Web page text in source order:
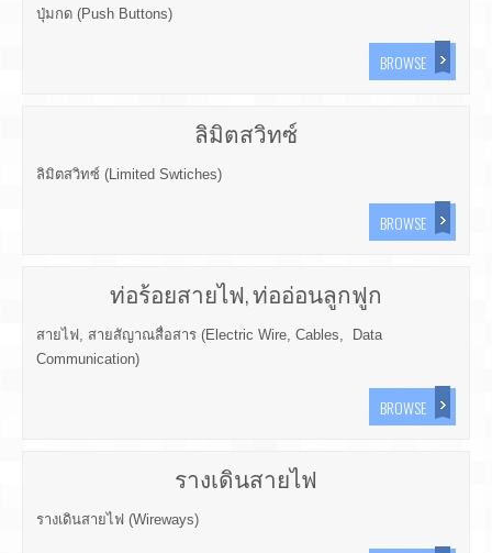
ปุ่มกด (Push Buttons)
BROWSE
ลิมิตสวิทซ์
ลิมิตสวิทซ์ (Limited Swtiches)
BROWSE
ท่อร้อยสายไฟ, ท่ออ่อนลูกฟูก
สายไฟ, สายสัญาณสื่อสาร (Electric Wire, Cables, Data
Communication)
BROWSE
รางเดินสายไฟ
รางเดินสายไฟ (Wireways)